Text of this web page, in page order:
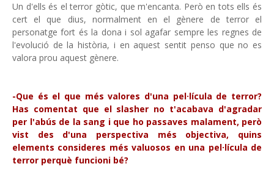
Un d'ells és el terror gòtic, que m'encanta. Però en tots ells és
cert el que dius, normalment en el gènere de terror el
personatge fort és la dona i sol agafar sempre les regnes de
l'evolució de la història, i en aquest sentit penso que no es
valora prou aquest gènere.
-Que és el que més valores d'una pel·lícula de terror?
Has comentat que el slasher no t'acabava d'agradar
per l'abús de la sang i que ho passaves malament, però
vist des d'una perspectiva més objectiva, quins
elements consideres més valuosos en una pel·lícula de
terror perquè funcioni bé?